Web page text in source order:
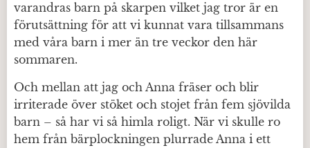
varandras barn på skarpen vilket jag tror är en
förutsättning för att vi kunnat vara tillsammans
med våra barn i mer än tre veckor den här
sommaren.
Och mellan att jag och Anna fräser och blir
irriterade över stöket och stojet från fem sjövilda
barn – så har vi så himla roligt. När vi skulle ro
hem från bärplockningen plurrade Anna i ett